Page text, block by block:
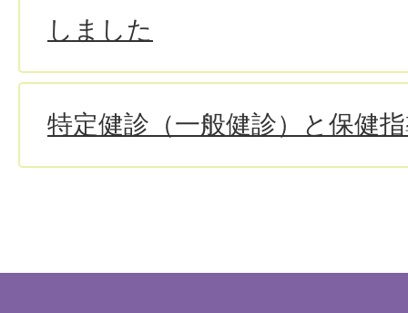
しました
特定健診（一般健診）と保健